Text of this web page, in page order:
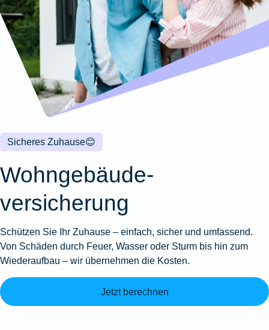
Wohnungsschutzbrief
Zur
Produktübersicht
Gewässerschadenhaftpflicht
Produktübersicht
Produktübersicht
Reisehaftpflichtversicherung
Reiserücktrittsversicherung
Zur
Produktübersicht
Zur
Produktübersicht
Zur
Produktübersicht
Zur
Produktübersicht
Montageversicherung
Produktübersicht
Gruppenunfall für
Betriebe
Gruppenunfall für
Vereine
Produktübersicht
Kunstversicherung
Ausstellungsversicherung
Valorenversicherung
Oldtimersammlungsversicherung
Zur
😊
Sicheres Zuhause
Wohngebäude­
versicherung
Schützen Sie Ihr Zuhause – einfach, sicher und umfassend.
Von Schäden durch Feuer, Wasser oder Sturm bis hin zum
Wiederaufbau – wir übernehmen die Kosten.
Jetzt berechnen